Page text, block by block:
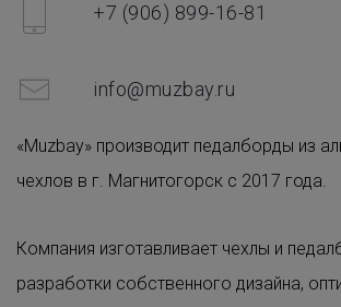
+7 (906) 899-16-81
info@muzbay.ru
«Muzbay» производит педалборды из
чехлов в г. Магнитогорск с 2017 года.
Компания изготавливает чехлы и
разработки собственного дизайна,